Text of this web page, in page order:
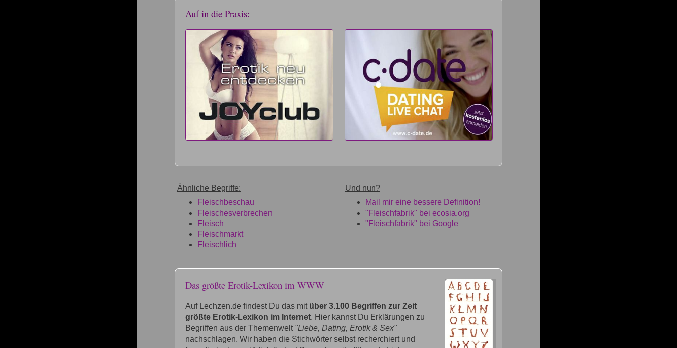
Auf in die Praxis:
Ähnliche Begriffe:
Fleischbeschau
Fleischesverbrechen
Fleisch
Fleischmarkt
Fleischlich
Und nun?
Mail mir eine bessere Definition!
"Fleischfabrik" bei ecosia.org
"Fleischfabrik" bei Google
Das größte Erotik-Lexikon im WWW
Auf Lechzen.de findest Du das mit über 3.100 Begriffen zur Zeit
größte Erotik-Lexikon im Internet. Hier kannst Du Erklärungen zu
Begriffen aus der Themenwelt "Liebe, Dating, Erotik & Sex"
nachschlagen. Wir haben die Stichwörter selbst recherchiert und